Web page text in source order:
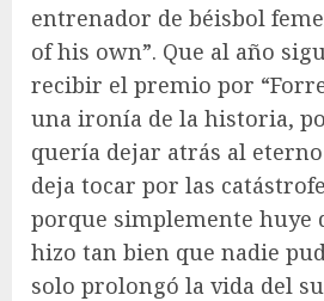
entrenador de béisbol
of his own”. Que al año
recibir el premio por
una ironía de la historia,
quería dejar atrás al
deja tocar por las
porque simplemente huye
hizo tan bien que nadie
solo prolongó la vida del